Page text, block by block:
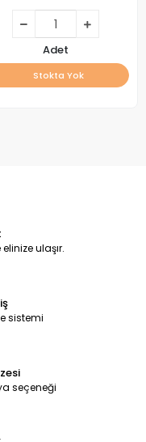
Adet
Stokta Yok
ulaşır.
sistemi
seçeneği